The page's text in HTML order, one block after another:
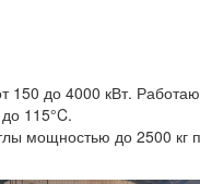
до 4000 кВт.
115°C.
мощностью до 2500